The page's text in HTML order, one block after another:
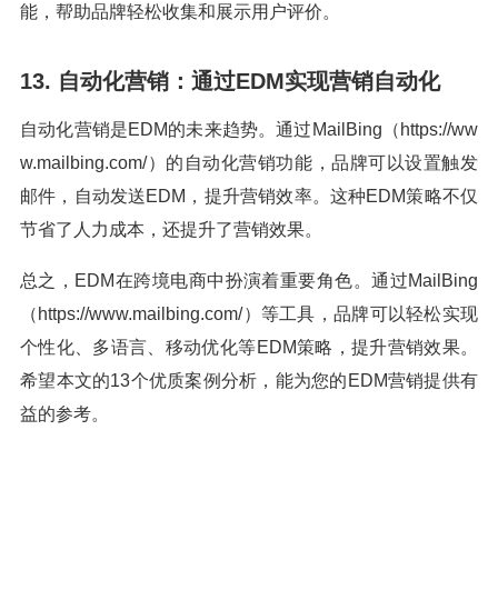
能，帮助品牌轻松收集和展示用户评价。
13. 自动化营销：通过EDM实现营销自动化
自动化营销是EDM的未来趋势。通过MailBing（https://ww
w.mailbing.com/）的自动化营销功能，品牌可以设置触发
邮件，自动发送EDM，提升营销效率。这种EDM策略不仅
节省了人力成本，还提升了营销效果。
总之，EDM在跨境电商中扮演着重要角色。通过MailBing
（https://www.mailbing.com/）等工具，品牌可以轻松实现
个性化、多语言、移动优化等EDM策略，提升营销效果。
希望本文的13个优质案例分析，能为您的EDM营销提供有
益的参考。